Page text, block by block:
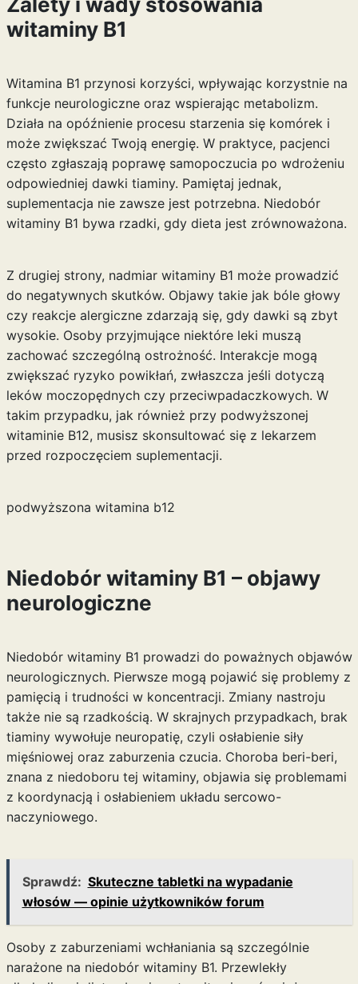
witaminy B1
Witamina B1 przynosi korzyści, wpływając korzystnie na
funkcje neurologiczne oraz wspierając metabolizm.
Działa na opóźnienie procesu starzenia się komórek i
może zwiększać Twoją energię. W praktyce, pacjenci
często zgłaszają poprawę samopoczucia po wdrożeniu
odpowiedniej dawki tiaminy. Pamiętaj jednak,
suplementacja nie zawsze jest potrzebna. Niedobór
witaminy B1 bywa rzadki, gdy dieta jest zrównoważona.
Z drugiej strony, nadmiar witaminy B1 może prowadzić
do negatywnych skutków. Objawy takie jak bóle głowy
czy reakcje alergiczne zdarzają się, gdy dawki są zbyt
wysokie. Osoby przyjmujące niektóre leki muszą
zachować szczególną ostrożność. Interakcje mogą
zwiększać ryzyko powikłań, zwłaszcza jeśli dotyczą
leków moczopędnych czy przeciwpadaczkowych. W
takim przypadku, jak również przy podwyższonej
witaminie B12, musisz skonsultować się z lekarzem
przed rozpoczęciem suplementacji.
podwyższona witamina b12
Niedobór witaminy B1 – objawy
neurologiczne
Niedobór witaminy B1 prowadzi do poważnych objawów
neurologicznych. Pierwsze mogą pojawić się problemy z
pamięcią i trudności w koncentracji. Zmiany nastroju
także nie są rzadkością. W skrajnych przypadkach, brak
tiaminy wywołuje neuropatię, czyli osłabienie siły
mięśniowej oraz zaburzenia czucia. Choroba beri-beri,
znana z niedoboru tej witaminy, objawia się problemami
z koordynacją i osłabieniem układu sercowo-
naczyniowego.
Sprawdź: Skuteczne tabletki na wypadanie
włosów — opinie użytkowników forum
Osoby z zaburzeniami wchłaniania są szczególnie
narażone na niedobór witaminy B1. Przewlekły